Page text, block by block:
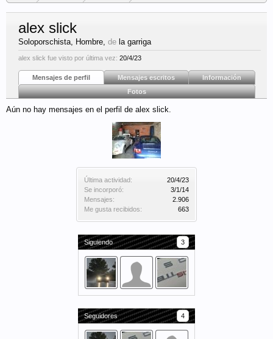
Última actividad:
20/4/23
Se incorporó:
3/1/14
Mensajes:
2.906
Me gusta recibidos:
663
Siguiendo 3
Seguidores 4
alex slick
Soloporschista, Hombre, de la garriga
alex slick fue visto por última vez: 20/4/23
Mensajes de perfil Mensajes escritos
Información
Fotos
Aún no hay mensajes en el perfil de alex slick.